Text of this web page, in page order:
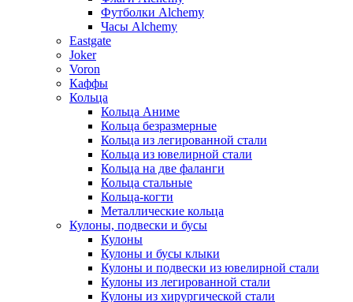
Футболки Alchemy
Часы Alchemy
Eastgate
Joker
Voron
Каффы
Кольца
Кольца Аниме
Кольца безразмерные
Кольца из легированной стали
Кольца из ювелирной стали
Кольца на две фаланги
Кольца стальные
Кольца-когти
Металлические кольца
Кулоны, подвески и бусы
Кулоны
Кулоны и бусы клыки
Кулоны и подвески из ювелирной стали
Кулоны из легированной стали
Кулоны из хирургической стали